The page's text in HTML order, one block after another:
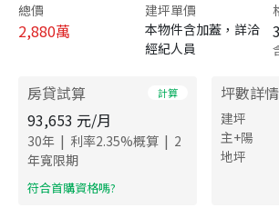
總價
2,880萬
建坪單價
本物件含加蓋，詳洽
經紀人員
房貸試算 計算
93,653 元/月
30年 | 利率2.35%概算 | 2
年寬限期
​符合首購資格嗎?
坪數詳情
建坪
主+陽
地坪